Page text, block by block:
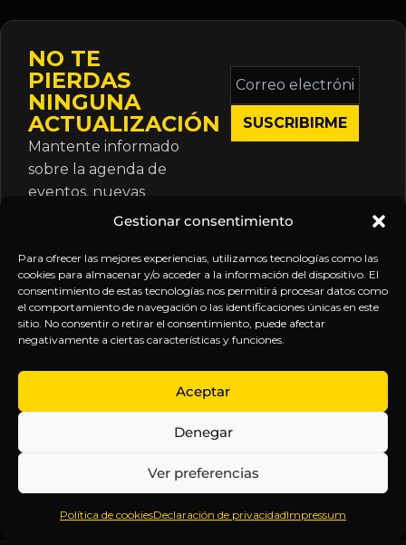
Gestionar consentimiento
Para ofrecer las mejores experiencias, utilizamos tecnologías como las
cookies para almacenar y/o acceder a la información del dispositivo. El
consentimiento de estas tecnologías nos permitirá procesar datos como
el comportamiento de navegación o las identificaciones únicas en este
sitio. No consentir o retirar el consentimiento, puede afectar
negativamente a ciertas características y funciones.
Aceptar
Denegar
Ver preferencias
Política de cookiesDeclaración de privacidadImpressum
NO TE
PIERDAS
NINGUNA
ACTUALIZACIÓN
Mantente informado
sobre la agenda de
eventos, nuevas
publicaciones y
suscripción.
Correo
electrónico
*
Inteligencia
Anticipándonos
EXPLORA
Inicio
Sobre
Contenido
Webinars
LEGAL
Política
de
Términos y
Aviso
SÍGUENOS